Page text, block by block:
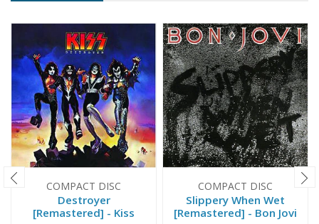
COMPACT DISC
Destroyer
[Remastered] - Kiss
COMPACT DISC
Slippery When Wet
[Remastered] - Bon Jovi